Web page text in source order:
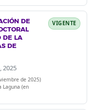
DE
DE LA
DE
2025
de 2025)
Laguna (en
VIGENTE